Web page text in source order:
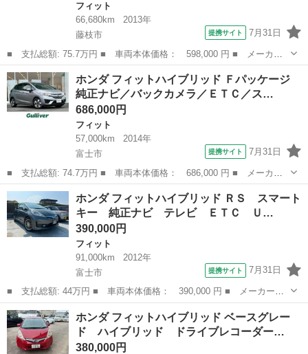
フィット
66,680km
2013年
藤枝市
提携サイト 7月31日
■ 支払総額: 75.7万円 ■ 車両本体価格： 598,000 円 ■ メーカー
名： ホンダ ■ 車種名： フィット ■ グレード名： １３Ｇ・Ｆ
パッケージ あんしんＰＫＧ １年保証 ナビＴＶ ＤＶＤ ＥＴ
Ｃ ＶＳＡ ス...
静岡 藤枝市 フィット
ホンダ フィットハイブリッド Ｆパッケージ
純正ナビ／バックカメラ／ＥＴＣ／ス…
686,000円
フィット
57,000km
2014年
富士市
提携サイト 7月31日
■ 支払総額: 74.7万円 ■ 車両本体価格： 686,000 円 ■ メーカー
名： ホンダ ■ 車種名： フィットハイブリッド ■ グレード
名： Ｆパッケージ 純正ナビ／バックカメラ／ＥＴＣ／スペアキー
／フルセグＴＶ／...
静岡 富士市 フィット
ホンダ フィットハイブリッド ＲＳ スマート
キー 純正ナビ テレビ ＥＴＣ Ｕ…
390,000円
フィット
91,000km
2012年
富士市
提携サイト 7月31日
■ 支払総額: 44万円 ■ 車両本体価格： 390,000 円 ■ メーカー
名： ホンダ ■ 車種名： フィットハイブリッド ■ グレード
名： ＲＳ スマートキー 純正ナビ テレビ ＥＴＣ ＵＳＢ ク
ルーズコントロール ...
静岡 富士市 フィット
ホンダ フィットハイブリッド ベースグレー
ド ハイブリッド ドライブレコーダー…
380,000円